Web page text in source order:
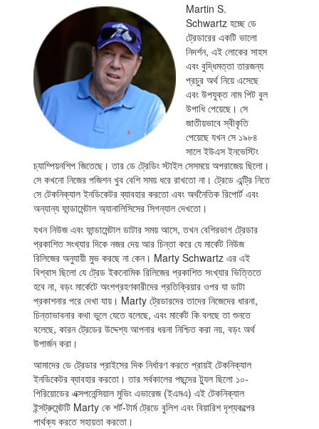
Martin S.
Schwartz হচ্ছে ডে
ট্রেডারের একটি ভালো
নিদর্শন, এই লোকের সাহস
এবং বুদ্ধিমত্তা তারজন্য
প্রচুর অর্থ নিয়ে এসেছে
এবং উপযুক্ত নাম পিট বুল
উপাধি পেয়েছে। সে
জাতীয়ভাবে স্বীকৃতি
পেয়েছে যখন সে ১৯৮৪
সালে ইউএস ইনভেস্টিং
চ্যাম্পিয়নশিপ জিতেছে। তার ডে ট্রেডিং স্টাইল সেসময়ে অপরাজেয় ছিলো।
সে কখনো নিজের পজিশন খুব বেশি সময় ধরে রাখতো না। ট্রেডে এন্ট্রি নিতে
সে টেকনিক্যাল ইনডিকেটর ব্যাবহার করতো এবং অর্থনৈতিক রিপোর্ট এবং
অন্যান্য ফান্ডামেন্টাল অ্যানালিসিসের সিগন্যাল দেখতো।
যখন নিউজ এবং ফান্ডামেন্টাল ডাটার সময় আসে, তখন বেশিরভাগ ট্রেডার
প্রকাশিত সংখ্যার দিকে নজর দেয় আর চিন্তা করে যে মার্কেট নিউজ
রিলিজের অনুযায়ী মুভ করছে না কেন। Marty Schwartz এর এই
বিশ্বাস ছিলো যে ট্রেড ইকনোমিক রিলিজের প্রকাশিত সংখ্যার ভিত্তিতে
হবে না, বড়ং মার্কেটে অংশগ্রহণকারীদের প্রতিক্রিয়ার ওপর যা ডাটা
প্রকাশনার পরে দেখা যায়। Marty ট্রেডারদের তাদের নিজেদের ধারনা,
চিন্তাভাবনার কথা ভুলে যেতে বলেছে, এবং মার্কেট কি বলছে তা শুনতে
বলেছে, কারন ট্রেডের উদ্দেশ্য আপনার ধরনা নিশ্চিত করা নয়, বড়ং অর্থ
উপার্জন করা।
আমাদের ডে ট্রেডার প্রাইসের দিক নির্ধারণ করতে প্রায়ই টেকনিক্যাল
ইনডিকেটর ব্যাবহার করতো। তার সর্বকালের পছন্দের ট্যুল ছিলো ১০-
পিরিয়োডের এক্সপনেন্সিয়াল মুভিং এভারেজ (ইএমএ) এই টেকনিক্যাল
ইন্সট্রুমেন্টটি Marty কে শর্ট-টার্ম ট্রেডে বুলিশ এবং বিয়ারিশ দৃশ্যকল্পের
পার্থক্য করতে সহায়তা করতো।